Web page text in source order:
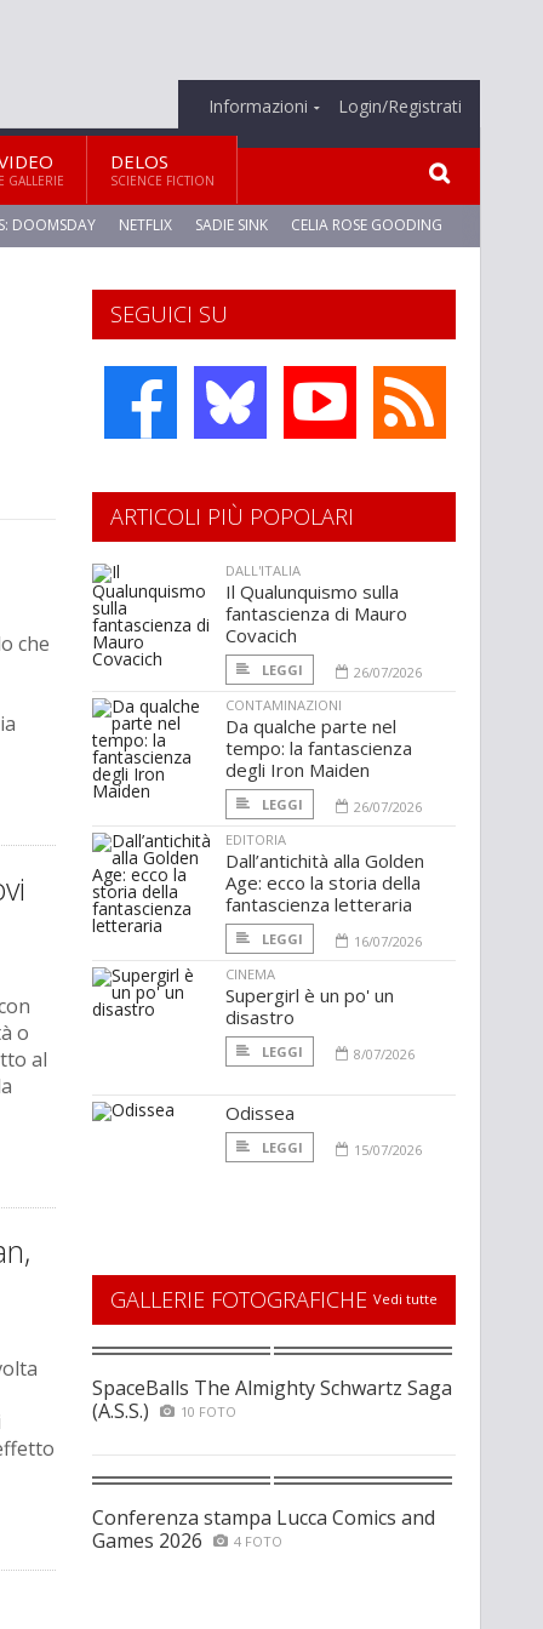
Informazioni Login/Registrati
E GALLERIE
DELOS
SCIENCE FICTION
DOOMSDAY NETFLIX SADIE SINK CELIA ROSE GOODING
che
o
al
SEGUICI SU
ARTICOLI PIÙ POPOLARI
DALL'ITALIA
Il Qualunquismo sulla
fantascienza di Mauro
Covacich
LEGGI
26/07/2026
CONTAMINAZIONI
Da qualche parte nel
tempo: la fantascienza
degli Iron Maiden
LEGGI
26/07/2026
EDITORIA
Dall’antichità alla Golden
Age: ecco la storia della
fantascienza letteraria
LEGGI
16/07/2026
CINEMA
Supergirl è un po' un
disastro
LEGGI 8/07/2026
Odissea
LEGGI 15/07/2026
GALLERIE FOTOGRAFICHE Vedi tutte
SpaceBalls The Almighty Schwartz Saga
(A.S.S.)
10 FOTO
Conferenza stampa Lucca Comics and
Games 2026
4 FOTO